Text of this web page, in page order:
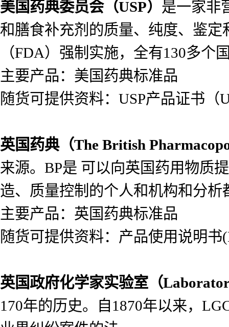
美国药典委员会（USP） 是一家非
和膳食补充剂的质量、纯度、鉴
（FDA）强制实施，全有130多个
主要产品：美国药典标准品
随货可提供资料：USP产品证书（
英国药典（The British
来源。BP是 可以向英国药用物质
造、质量控制的个人和机构和分析
主要产品：英国药典标准品
随货可提供资料：产品使用说明书
英国政府化学家实验室（
170年的历史。自1870年以来，